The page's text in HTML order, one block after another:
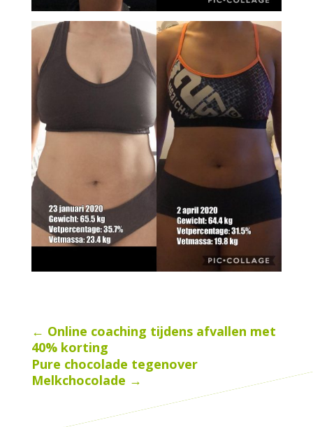
← Online coaching tijdens afvallen met
40% korting
Pure chocolade tegenover
Melkchocolade →